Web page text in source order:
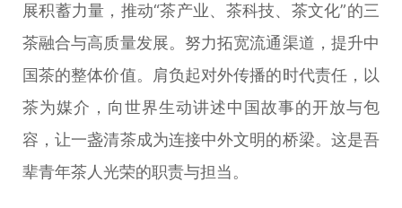
展积蓄力量，推动“茶产业、茶科技、茶文化”的三
茶融合与高质量发展。努力拓宽流通渠道，提升中
国茶的整体价值。肩负起对外传播的时代责任，以
茶为媒介，向世界生动讲述中国故事的开放与包
容，让一盏清茶成为连接中外文明的桥梁。这是吾
辈青年茶人光荣的职责与担当。